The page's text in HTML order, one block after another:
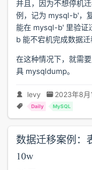
并且，因为不想停机
例，记为 mysql-b'，
能在 mysql-b' 里验证
b 能不宕机完成数据迁
在这种情况下，就需
具 mysqldump。
levy 2023年8月
Daily MySQL
数据迁移案例：
10w